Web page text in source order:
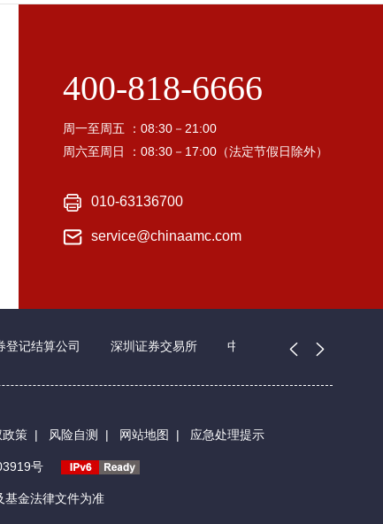
400-818-6666
周一至周五 ：08:30－21:00
周六至周日 ：08:30－17:00（法定节假日除外）
010-63136700
service@chinaamc.com
登记结算公司 深圳证券交易所 中国证券业协会
政策 | 风险自测 | 网站地图 | 应急处理提示
号
基金法律文件为准